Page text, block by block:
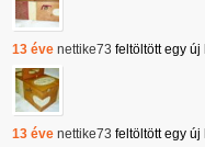
13 éve nettike73 feltöltött egy új
13 éve nettike73 feltöltött egy új